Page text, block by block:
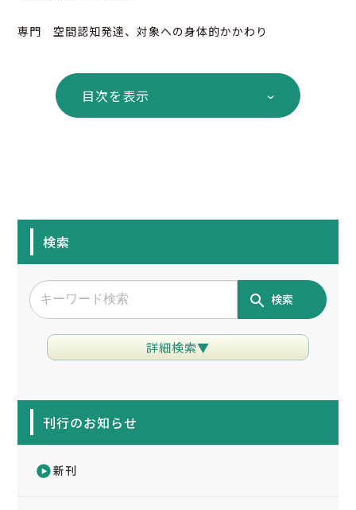
専門 空間認知発達、対象への身体的かかわり
目次を表示
検索
検索
詳細検索▼
刊行のお知らせ
新刊